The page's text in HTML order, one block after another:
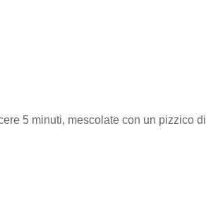
5 minuti, mescolate con un pizzico di